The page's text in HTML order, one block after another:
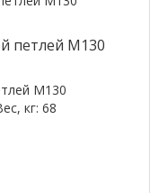
петлей M130
M130
кг: 68